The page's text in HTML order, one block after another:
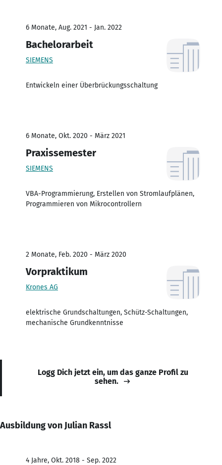
6 Monate, Aug. 2021 - Jan. 2022
Bachelorarbeit
SIEMENS
Entwickeln einer Überbrückungsschaltung
6 Monate, Okt. 2020 - März 2021
Praxissemester
SIEMENS
VBA-Programmierung, Erstellen von Stromlaufplänen,
Programmieren von Mikrocontrollern
2 Monate, Feb. 2020 - März 2020
Vorpraktikum
Krones AG
elektrische Grundschaltungen, Schütz-Schaltungen,
mechanische Grundkenntnisse
Logg Dich jetzt ein, um das ganze Profil zu
sehen.
Ausbildung von Julian Rassl
4 Jahre, Okt. 2018 - Sep. 2022